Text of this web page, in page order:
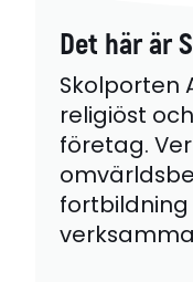
Det här är
Skolporten
religiöst
företag.